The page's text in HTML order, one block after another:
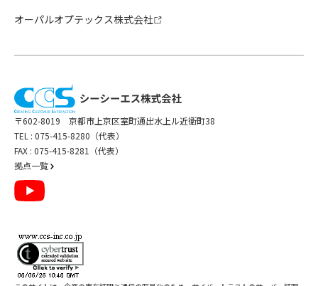
オーパルオプテックス株式会社
〒602-8019 京都市上京区室町通出水上ル近衛町38
TEL : 075-415-8280（代表）
FAX : 075-415-8281（代表）
拠点一覧